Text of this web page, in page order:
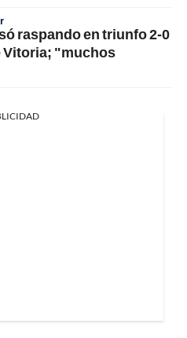
raspando en triunfo 2-0
Vitoria; "muchos